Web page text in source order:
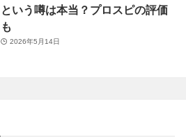
という噂は本当？プロスピの評価
も
2026年5月14日